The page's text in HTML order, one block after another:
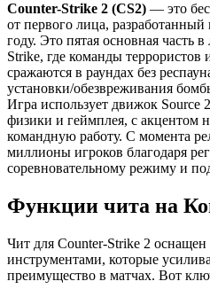
Counter-Strike 2 (CS2) — это
от первого лица,
году. Это пятая основная часть
Strike, где команды террористов
сражаются в раундах без
установки/обезвреживания
Игра использует движок Source
физики и геймплея, с акцентом
командную работу. С момента
миллионы игроков благодаря
соревновательному режиму и
Функции чита на
Чит для Counter-Strike 2
инструментами, которые
преимущество в матчах. Вот